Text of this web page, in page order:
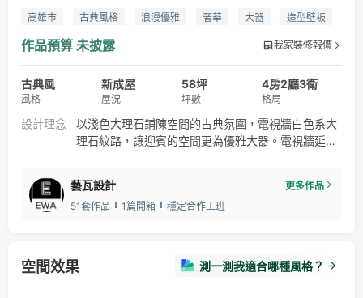
高雄市 古典風格 浪漫優雅 奢華 大器
造型壁板
客廳設計
餐廳設計
精品
作品預算 未披露 我家裝修報價
古典風
風格
新成屋
屋況
58坪
坪數
4房2廳3衛
格局
設計理念
以淺色大理石鋪陳空間的古典氛圍，電視牆白色系大
理石紋路，讓迎賓的空間更為優雅大器。電視牆延伸
潢舒緩了歸家的疲憊。沙發的角落療癒了生活。以大
理石、造型隔板、木質混搭運用，讓不同材質營造不
藝瓦設計
更多作品
51套作品
1篇開箱 穩定合作工班
空間效果 測一測我適合哪種風格？